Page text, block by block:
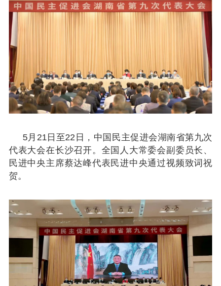
5月21日至22日，中国民主促进会湖南省第九次
代表大会在长沙召开。全国人大常委会副委员长、
民进中央主席蔡达峰代表民进中央通过视频致词祝
贺。